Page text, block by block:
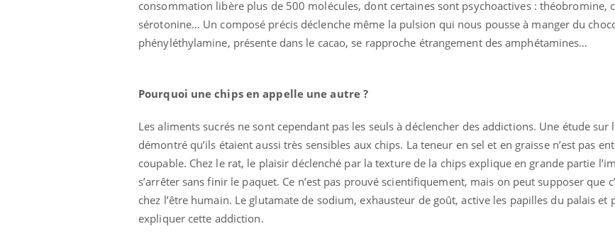
consommation libère plus de 500 molécules, dont certaines sont psychoactives : théobromine,
sérotonine… Un composé précis déclenche même la pulsion qui nous pousse à manger du
phényléthylamine, présente dans le cacao, se rapproche étrangement des amphétamines…
Pourquoi une chips en appelle une autre ?
Les aliments sucrés ne sont cependant pas les seuls à déclencher des addictions. Une étude sur
démontré qu’ils étaient aussi très sensibles aux chips. La teneur en sel et en graisse n’est pas
coupable. Chez le rat, le plaisir déclenché par la texture de la chips explique en grande partie
s’arrêter sans finir le paquet. Ce n’est pas prouvé scientifiquement, mais on peut supposer que
chez l’être humain. Le glutamate de sodium, exhausteur de goût, active les papilles du palais et
expliquer cette addiction.